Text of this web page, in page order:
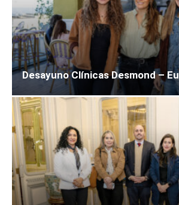
Desayuno Clínicas Desmond –